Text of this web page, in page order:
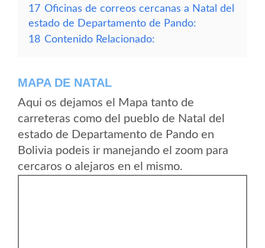
17 Oficinas de correos cercanas a Natal del
estado de Departamento de Pando:
18 Contenido Relacionado:
MAPA DE NATAL
Aqui os dejamos el Mapa tanto de
carreteras como del pueblo de Natal del
estado de Departamento de Pando en
Bolivia podeis ir manejando el zoom para
cercaros o alejaros en el mismo.